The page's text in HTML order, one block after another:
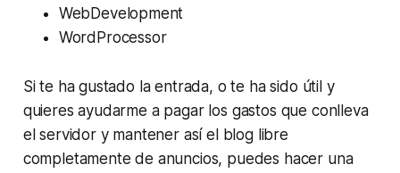
WebDevelopment
WordProcessor
Si te ha gustado la entrada, o te ha sido útil y
quieres ayudarme a pagar los gastos que conlleva
el servidor y mantener así el blog libre
completamente de anuncios, puedes hacer una